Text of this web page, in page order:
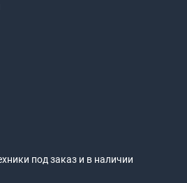
под заказ и в наличии